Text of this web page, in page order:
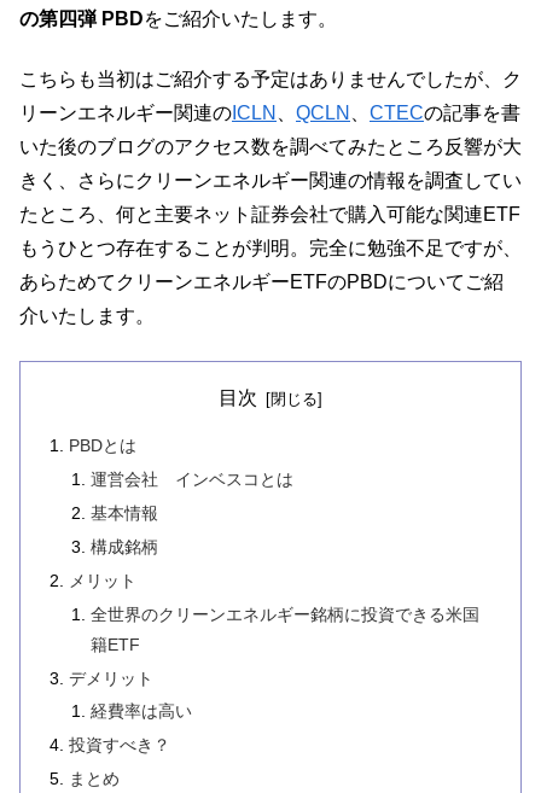
の第四弾 PBDをご紹介いたします。
こちらも当初はご紹介する予定はありませんでしたが、ク
リーンエネルギー関連の ICLN 、 QCLN 、 CTECの記事を書
いた後のブログのアクセス数を調べてみたところ反響が大
きく、さらにクリーンエネルギー関連の情報を調査してい
たところ、何と主要ネット証券会社で購入可能な関連ETF
もうひとつ存在することが判明。完全に勉強不足ですが、
あらためてクリーンエネルギーETFのPBDについてご紹
介いたします。
目次
PBDとは
運営会社 インベスコとは
基本情報
構成銘柄
メリット
全世界のクリーンエネルギー銘柄に投資できる米国
籍ETF
デメリット
経費率は高い
投資すべき？
まとめ